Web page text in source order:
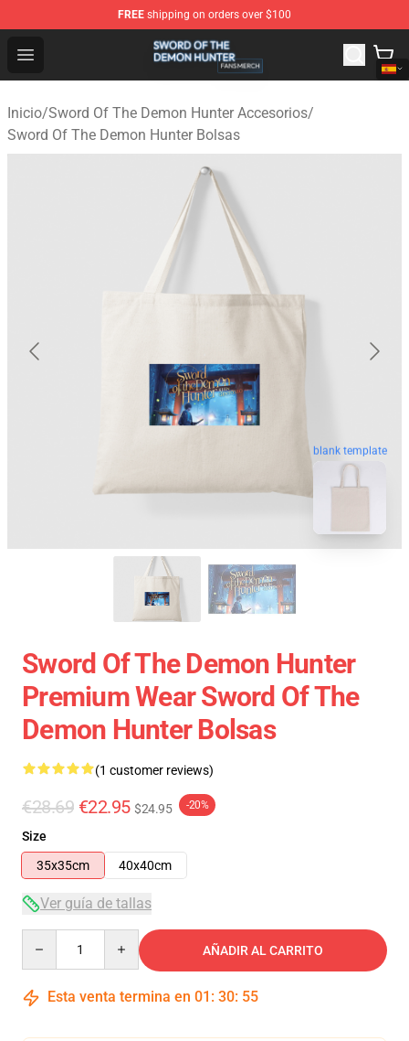
FREE shipping on orders over $100
Open menu
Sword Of The Demon Hunter Shop - Official Sword Of
Inicio/Sword Of The Demon Hunter Accesorios/
Sword Of The Demon Hunter Bolsas
blank template
Sword Of The Demon Hunter
Premium Wear Sword Of The
Demon Hunter Bolsas
(1 customer reviews)
€28.69 €22.95 $24.95 -20%
Size
35x35cm
40x40cm
Ver guía de tallas
AÑADIR AL CARRITO
Esta venta termina en 01 : 30: 55